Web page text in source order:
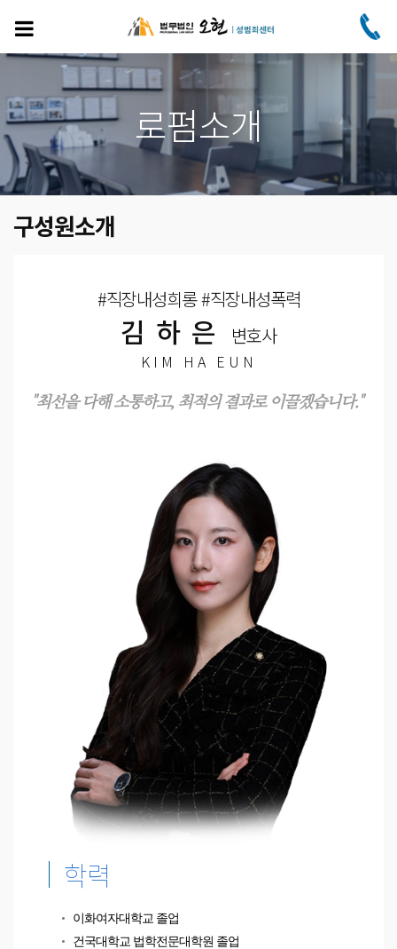
주
요
콘
로
건
너
뛰
기
로펌소개
구성원소개
#직장내성희롱 #직장내성폭력
김하은 변호사
KIM HA EUN
"최선을 다해 소통하고, 최적의 결과로 이끌겠습니다."
학력
이화여자대학교 졸업
건국대학교 법학전문대학원 졸업